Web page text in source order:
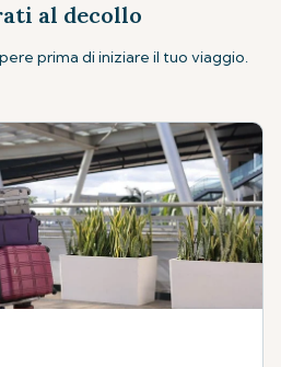
al decollo
prima di iniziare il tuo viaggio.